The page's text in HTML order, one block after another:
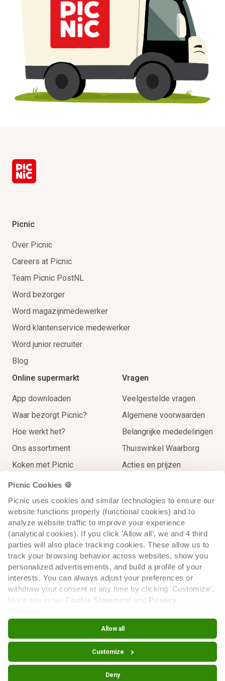
Picnic Cookies 🍪
Picnic uses cookies and similar technologies to ensure our
website functions properly (functional cookies) and to
analyze website traffic to improve your experience
(analytical cookies). If you click 'Allow all', we and 4 third
parties will also place tracking cookies. These allow us to
track your browsing behavior across websites, show you
personalized advertisements, and build a profile of your
interests. You can always adjust your preferences or
withdraw your consent at any time by clicking 'Customize'.
More info in our Cookie Statement and Privacy
Statement
Allow all
Customize
Deny
Picnic
Over Picnic
Careers at Picnic
Team Picnic PostNL
Word bezorger
Word magazijnmedewerker
Word klantenservice medewerker
Word junior recruiter
Blog
Online supermarkt
App downloaden
Waar bezorgt Picnic?
Hoe werkt het?
Ons assortiment
Koken met Picnic
Thuisbezorgingen
Extra Service
Op reis voor de lokale prijs
Recycling
Vragen
Veelgestelde vragen
Algemene voorwaarden
Belangrijke mededelingen
Thuiswinkel Waarborg
Acties en prijzen
Cookie voorkeuren
© 2026 Picnic